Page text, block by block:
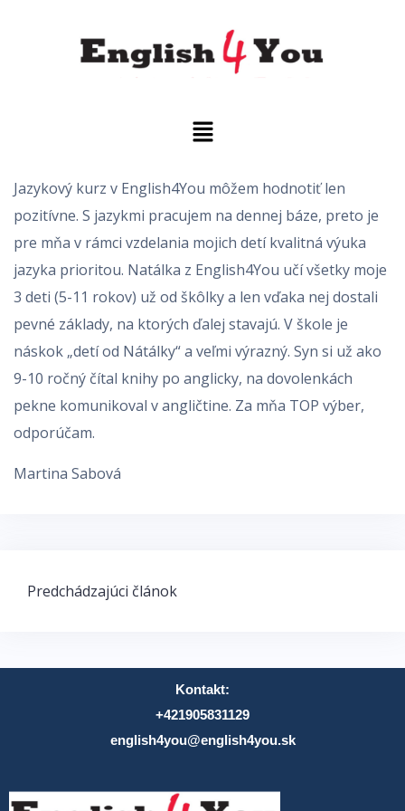
Jazykový kurz v English4You môžem hodnotiť len
pozitívne. S jazykmi pracujem na dennej báze, preto je
pre mňa v rámci vzdelania mojich detí kvalitná výuka
jazyka prioritou. Natálka z English4You učí všetky moje
3 deti (5-11 rokov) už od škôlky a len vďaka nej dostali
pevné základy, na ktorých ďalej stavajú. V škole je
náskok „detí od Nátálky“ a veľmi výrazný. Syn si už ako
9-10 ročný čítal knihy po anglicky, na dovolenkách
pekne komunikoval v angličtine. Za mňa TOP výber,
odporúčam.
Martina Sabová
Predchádzajúci článok
Kontakt:
+421905831129
english4you@english4you.sk